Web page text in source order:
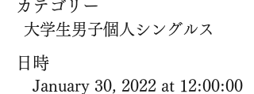
​カテゴリー
大学生男子個人シングルス
​日時
January 30, 2022 at 12:00:00